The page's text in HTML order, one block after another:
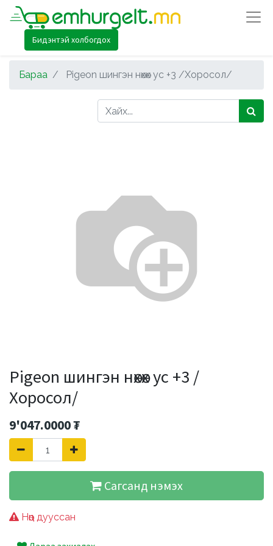
Бидэнтэй холбогдох
Бараа Pigeon шингэн нөхөх ус +3 /Хоросол/
Pigeon шингэн нөхөх ус +3 /
Хоросол/
9'047.0000₮
Сагсанд нэмэх
Нөөц дууссан